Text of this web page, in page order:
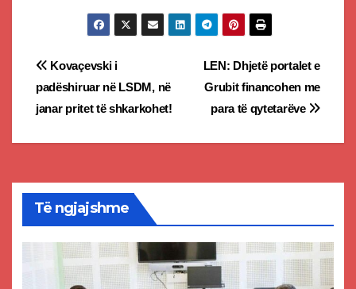
Post
navigation
LEN: Dhjetë portalet e
Grubit financohen me
para të qytetarëve
Kovaçevski i
padëshiruar në LSDM, në
janar pritet të shkarkohet!
Të ngjajshme